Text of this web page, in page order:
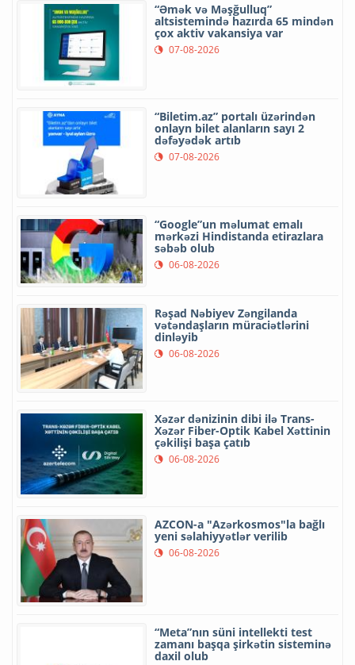
“Əmək və Məşğulluq”
altsistemində hazırda 65 mindən
çox aktiv vakansiya var
07-08-2026
“Biletim.az” portalı üzərindən
onlayn bilet alanların sayı 2
dəfəyədək artıb
07-08-2026
“Google”un məlumat emalı
mərkəzi Hindistanda etirazlara
səbəb olub
06-08-2026
Rəşad Nəbiyev Zəngilanda
vətəndaşların müraciətlərini
dinləyib
06-08-2026
Xəzər dənizinin dibi ilə Trans-
Xəzər Fiber-Optik Kabel Xəttinin
çəkilişi başa çatıb
06-08-2026
AZCON-a "Azərkosmos"la bağlı
yeni səlahiyyətlər verilib
06-08-2026
“Meta”nın süni intellekti test
zamanı başqa şirkətin sisteminə
daxil olub